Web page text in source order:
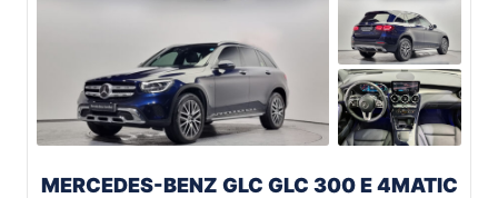
MERCEDES-BENZ GLC GLC 300 E 4MATIC